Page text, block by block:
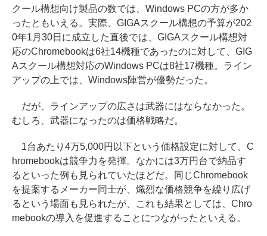
クール構想向け製品の数では、Windows PCの方が多か
ったともいえる。実際、GIGAスクール構想の予算が202
0年1月30日に成立した直後では、GIGAスクール構想対
応のChromebookは6社14機種であったのに対して、GIG
Aスクール構想対応のWindows PCは8社17機種。ライン
アップの上では、Windows陣営が優勢だった。
だが、ラインアップの広さは武器にはならなかった。
むしろ、武器になったのは価格戦略だ。
1台あたり4万5,000円以下という価格設定に対して、C
hromebookは競争力を発揮。なかには3万円台で納品す
るといった例も見られていたほどだ。同じChromebook
を提案するメーカー同士が、熾烈な価格競争を繰り広げ
るという場面も見られたが、これも結果としては、Chro
mebookの導入を促進することにつながったといえる。